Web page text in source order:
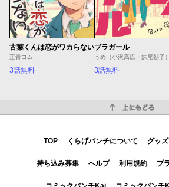
古葉くんは恋がワカらない
正青コム
3話無料
ブラガール
うめ（小沢高広・妹尾朝子）
3話無料
TOP くらげバンチについて グッズ
持ち込み募集 ヘルプ 利用規約 プ